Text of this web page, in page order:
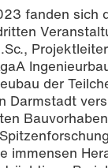
fanden sich
der
Darmstadt
immensen